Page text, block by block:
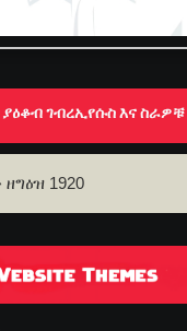
ያዕቆብ ገብረኢየሱስ እና ስራዎቹ
1920